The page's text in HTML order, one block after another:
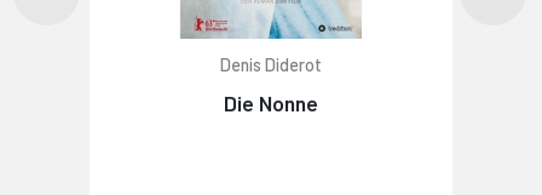
Denis Diderot
Die Nonne